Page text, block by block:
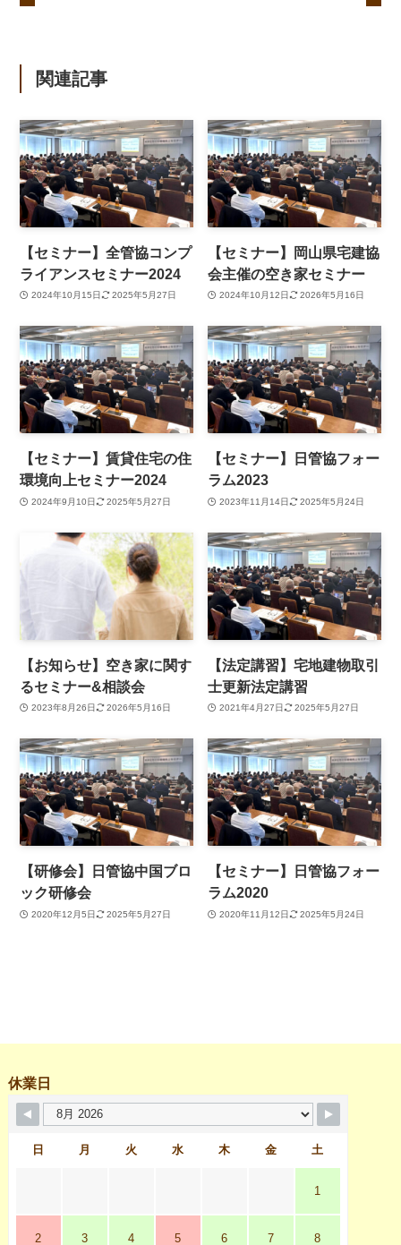
関連記事
【セミナー】全管協コンプ
ライアンスセミナー2024
2024年10月15日 2025年5月27日
【セミナー】岡山県宅建協
会主催の空き家セミナー
2024年10月12日 2026年5月16日
【セミナー】賃貸住宅の住
環境向上セミナー2024
2024年9月10日 2025年5月27日
【セミナー】日管協フォー
ラム2023
2023年11月14日 2025年5月24日
【お知らせ】空き家に関す
るセミナー&相談会
2023年8月26日 2026年5月16日
【法定講習】宅地建物取引
士更新法定講習
2021年4月27日 2025年5月27日
【研修会】日管協中国ブロ
ック研修会
2020年12月5日 2025年5月27日
【セミナー】日管協フォー
ラム2020
2020年11月12日 2025年5月24日
休業日
日 月 火 水 木 金 土
1
2 3 4 5 6 7 8